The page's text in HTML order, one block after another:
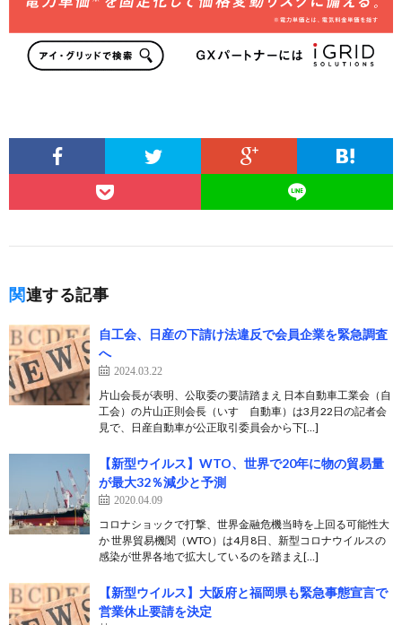
関連する記事
自工会、日産の下請け法違反で会員企業を緊急調査
へ
2024.03.22
片山会長が表明、公取委の要請踏まえ 日本自動車工業会（自
工会）の片山正則会長（いすゞ自動車）は3月22日の記者会
見で、日産自動車が公正取引委員会から下[…]
【新型ウイルス】WTO、世界で20年に物の貿易量
が最大32％減少と予測
2020.04.09
コロナショックで打撃、世界金融危機当時を上回る可能性大
か 世界貿易機関（WTO）は4月8日、新型コロナウイルスの
感染が世界各地で拡大しているのを踏まえ[…]
【新型ウイルス】大阪府と福岡県も緊急事態宣言で
営業休止要請を決定